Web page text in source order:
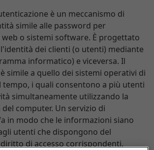
è un meccanismo di
simile alle password per
o sistemi software. È progettato
dei clienti (o utenti) mediante
informatico) e viceversa. Il
simile a quello dei sistemi operativi di
tempo, i quali consentono a più utenti
simultaneamente utilizzando la
computer. Un servizio di
in modo che le informazioni siano
utenti che dispongono del
di accesso corrispondenti.